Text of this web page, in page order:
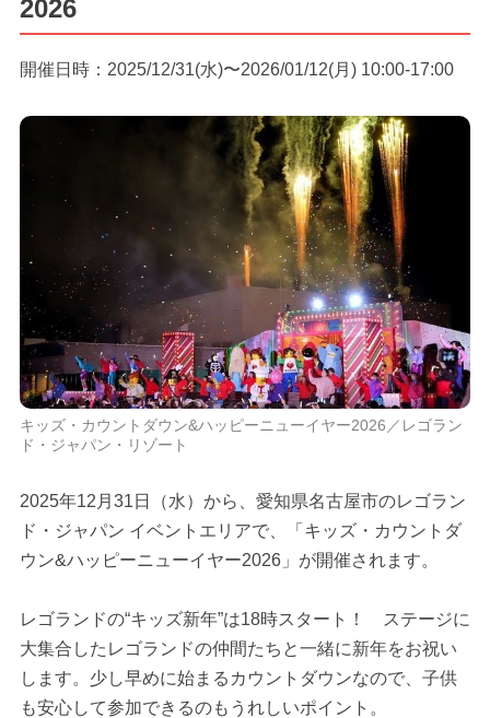
2026
開催日時：2025/12/31(水)〜2026/01/12(月) 10:00-17:00
キッズ・カウントダウン&ハッピーニューイヤー2026／レゴラン
ド・ジャパン・リゾート
2025年12月31日（水）から、愛知県名古屋市のレゴラン
ド・ジャパン イベントエリアで、「キッズ・カウントダ
ウン&ハッピーニューイヤー2026」が開催されます。
レゴランドの“キッズ新年”は18時スタート！ ステージに
大集合したレゴランドの仲間たちと一緒に新年をお祝い
します。少し早めに始まるカウントダウンなので、子供
も安心して参加できるのもうれしいポイント。